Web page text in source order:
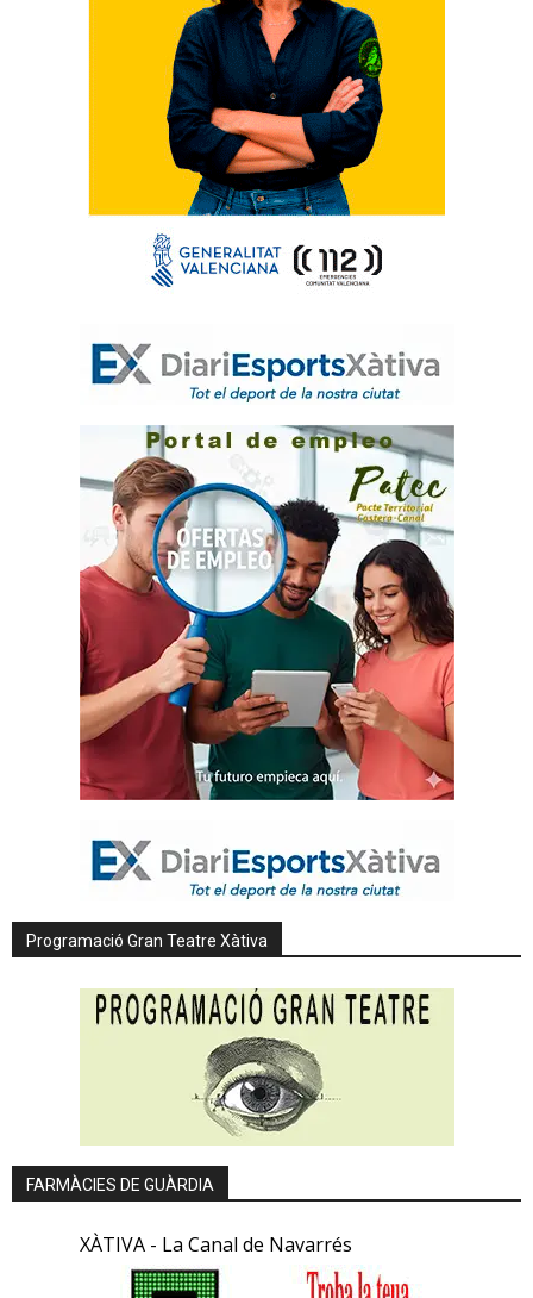
Programació Gran Teatre Xàtiva
FARMÀCIES DE GUÀRDIA
XÀTIVA - La Canal de Navarrés